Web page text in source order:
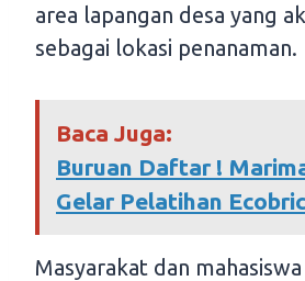
area lapangan desa yang
sebagai lokasi penanaman.
Baca Juga:
Buruan Daftar !
Gelar Pelatihan
Masyarakat dan